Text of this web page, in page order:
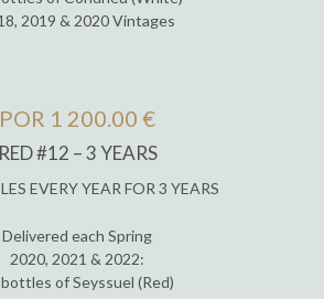
2019 & 2020 Vintages
POR 1 200.00 €
RED #12 – 3 YEARS
EVERY YEAR FOR 3 YEARS
Delivered each Spring
2020, 2021 & 2022:
of Seyssuel (Red)